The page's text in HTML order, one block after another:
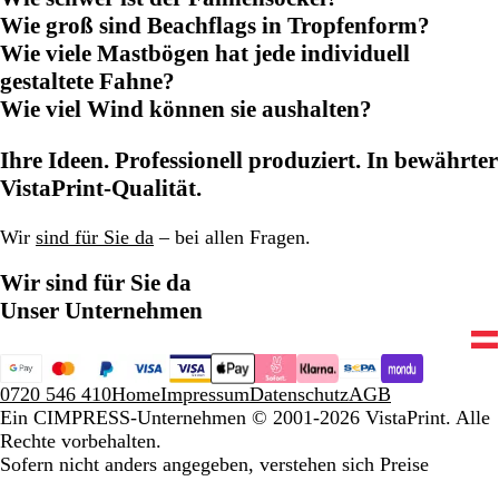
Wie groß sind Beachflags in Tropfenform?
Wie viele Mastbögen hat jede individuell
gestaltete Fahne?
Wie viel Wind können sie aushalten?
Ihre Ideen. Professionell produziert. In bewährter
VistaPrint-Qualität.
Wir sind für Sie da – bei allen Fragen.
Wir sind für Sie da
Unser Unternehmen
0720 546 410HomeImpressumDatenschutzAGB
Ein CIMPRESS-Unternehmen © 2001-2026 VistaPrint. Alle
Rechte vorbehalten.
Sofern nicht anders angegeben, verstehen sich Preise